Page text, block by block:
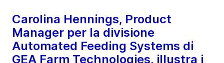
Carolina Hennings, Product
Manager per la divisione
Automated Feeding Systems di
GEA Farm Technologies, illustra i